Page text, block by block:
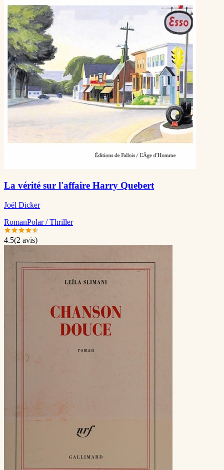
La vérité sur l'affaire Harry Quebert
Joël Dicker
RomanPolar / Thriller
4.5(2 avis)